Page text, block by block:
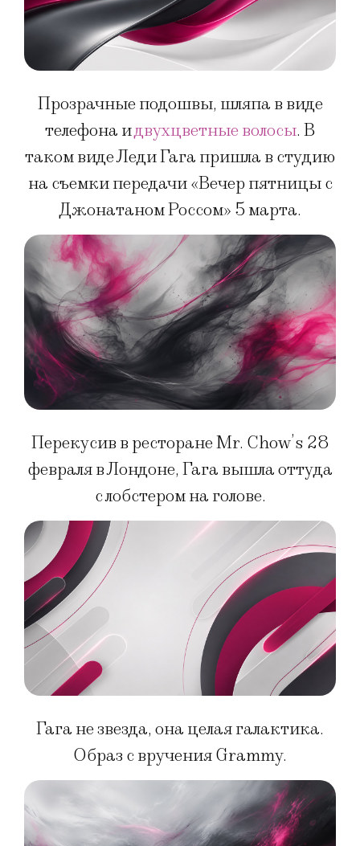
Прозрачные подошвы, шляпа в виде
телефона идвухцветные волосы. В
таком виде Леди Гага пришла в студию
на съемки передачи «Вечер пятницы с
Джонатаном Россом» 5 марта.
Перекусив в ресторане Mr. Chow’s 28
февраля в Лондоне, Гага вышла оттуда
с лобстером на голове.
Гага не звезда, она целая галактика.
Образ с вручения Grammy.